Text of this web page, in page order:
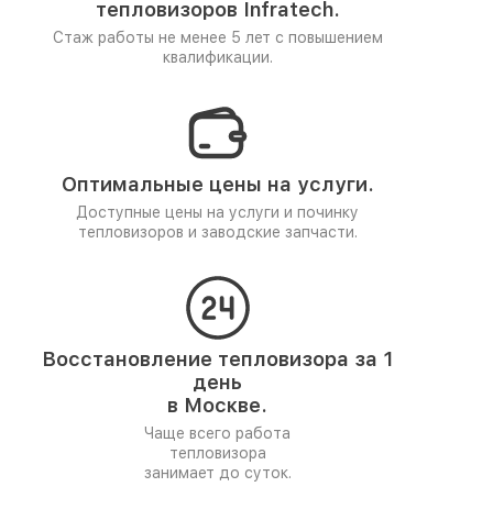
тепловизоров Infratech.
Стаж работы не менее 5 лет с повышением
квалификации.
Оптимальные цены на услуги.
Доступные цены на услуги и починку
тепловизоров и заводские запчасти.
Восстановление тепловизора за 1
день
в Москве.
Чаще всего работа
тепловизора
занимает до суток.